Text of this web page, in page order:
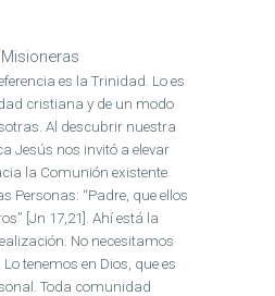
es la Trinidad. Lo es
cristiana y de un modo
Al descubrir nuestra
Jesús nos invitó a elevar
la Comunión existente
Personas: “Padre, que ellos
[Jn 17,21]. Ahí está la
No necesitamos
tenemos en Dios, que es
Toda comunidad